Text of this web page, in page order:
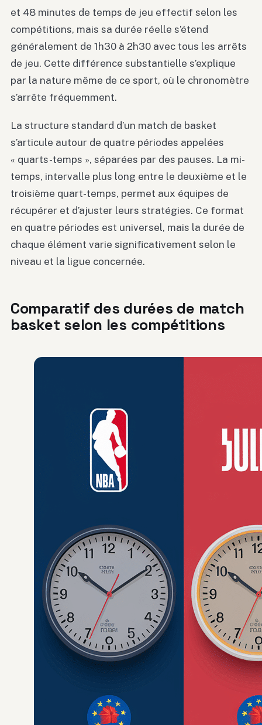
et 48 minutes de temps de jeu effectif selon les
compétitions, mais sa durée réelle s’étend
généralement de 1h30 à 2h30 avec tous les arrêts
de jeu. Cette différence substantielle s’explique
par la nature même de ce sport, où le chronomètre
s’arrête fréquemment.
La structure standard d’un match de basket
s’articule autour de quatre périodes appelées
« quarts-temps », séparées par des pauses. La mi-
temps, intervalle plus long entre le deuxième et le
troisième quart-temps, permet aux équipes de
récupérer et d’ajuster leurs stratégies. Ce format
en quatre périodes est universel, mais la durée de
chaque élément varie significativement selon le
niveau et la ligue concernée.
Comparatif des durées de match
basket selon les compétitions